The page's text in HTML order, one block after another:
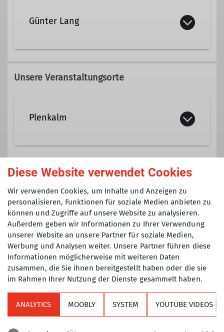
Günter Lang
guenter.lang@dav-tak.de
Ämter
Hüttenreferent Plenkalm
Tourenführer
Unsere Veranstaltungsorte
Plenkalm
Details
Gruppe
DAV TAK Sektionsprogramm
Veranstaltungen der Sektion TAK die
nicht einer speziellen Gruppe
(Senioren, Klettertreff, Mountainbike,
Jugend, etc.) zugeordnet sind.
Diese Website verwendet Cookies
Wir verwenden Cookies, um Inhalte und Anzeigen zu
personalisieren, Funktionen für soziale Medien anbieten zu
können und Zugriffe auf unsere Website zu analysieren.
Außerdem geben wir Informationen zu Ihrer Verwendung
unserer Website an unsere Partner für soziale Medien,
Werbung und Analysen weiter. Unsere Partner führen diese
Informationen möglicherweise mit weiteren Daten
zusammen, die Sie ihnen bereitgestellt haben oder die sie
im Rahmen Ihrer Nutzung der Dienste gesammelt haben.
ANALYTICS MOOBLY SYSTEM YOUTUBE VIDEOS